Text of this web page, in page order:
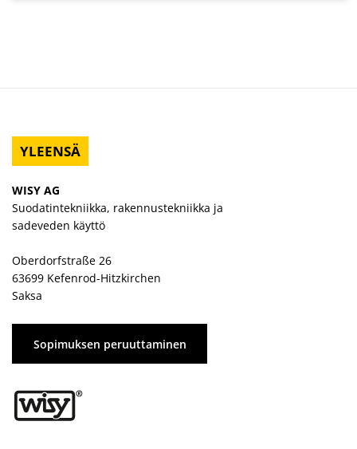
YLEENSÄ
WISY AG
Suodatintekniikka, rakennustekniikka ja
sadeveden käyttö
Oberdorfstraße 26
63699 Kefenrod-Hitzkirchen
Saksa
Sopimuksen peruuttaminen